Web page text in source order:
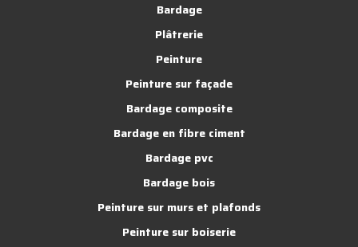
Bardage
Plâtrerie
Peinture
Peinture sur façade
Bardage composite
Bardage en fibre ciment
Bardage pvc
Bardage bois
Peinture sur murs et plafonds
Peinture sur boiserie